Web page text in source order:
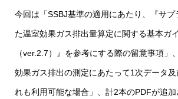
今回は「SSBJ基準の適用にあたり、『サプ
た温室効果ガス排出量算定に関する基本ガ
（ver.2.7）』を参考にする際の留意事項」
効果ガス排出の測定にあたって1次データ
れも利用可能な場合」、計2本のPDFが追加